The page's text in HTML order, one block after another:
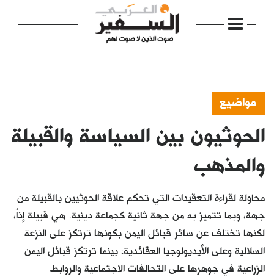
الرئيسية
مواضيع
فكرة
دفاتر
بالصورة
مواضيع
الحوثيون بين السياسة والقبيلة
والمذهب
محاولة لقراءة التعقيدات التي تحكم علاقة الحوثيين بالقبيلة من
جهة، وبما تتميز به من جهة ثانية كجماعة دينية. هي قبيلة إذاً،
لكنها تختلف عن سائر قبائل اليمن بكونها ترتكز على النزعة
السلالية وعلى الأيديولوجيا العقائدية، بينما ترتكز قبائل اليمن
الزراعية في جوهرها على التحالفات الاجتماعية والروابط